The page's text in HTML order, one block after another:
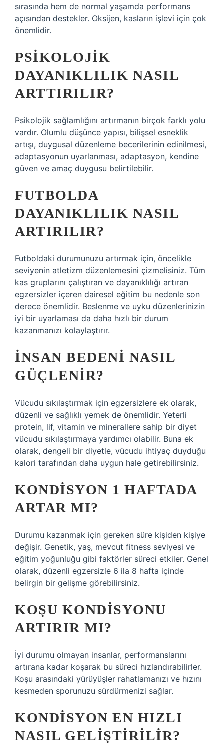
sırasında hem de normal yaşamda performans
açısından destekler. Oksijen, kasların işlevi için çok
önemlidir.
PSIKOLOJIK
DAYANIKLILIK NASIL
ARTTIRILIR?
Psikolojik sağlamlığını artırmanın birçok farklı yolu
vardır. Olumlu düşünce yapısı, bilişsel esneklik
artışı, duygusal düzenleme becerilerinin edinilmesi,
adaptasyonun uyarlanması, adaptasyon, kendine
güven ve amaç duygusu belirtilebilir.
FUTBOLDA
DAYANIKLILIK NASIL
ARTIRILIR?
Futboldaki durumunuzu artırmak için, öncelikle
seviyenin atletizm düzenlemesini çizmelisiniz. Tüm
kas gruplarını çalıştıran ve dayanıklılığı artıran
egzersizler içeren dairesel eğitim bu nedenle son
derece önemlidir. Beslenme ve uyku düzenlerinizin
iyi bir uyarlaması da daha hızlı bir durum
kazanmanızı kolaylaştırır.
İNSAN BEDENI NASIL
GÜÇLENIR?
Vücudu sıkılaştırmak için egzersizlere ek olarak,
düzenli ve sağlıklı yemek de önemlidir. Yeterli
protein, lif, vitamin ve minerallere sahip bir diyet
vücudu sıkılaştırmaya yardımcı olabilir. Buna ek
olarak, dengeli bir diyetle, vücudu ihtiyaç duyduğu
kalori tarafından daha uygun hale getirebilirsiniz.
KONDISYON 1 HAFTADA
ARTAR MI?
Durumu kazanmak için gereken süre kişiden kişiye
değişir. Genetik, yaş, mevcut fitness seviyesi ve
eğitim yoğunluğu gibi faktörler süreci etkiler. Genel
olarak, düzenli egzersizle 6 ila 8 hafta içinde
belirgin bir gelişme görebilirsiniz.
KOŞU KONDISYONU
ARTIRIR MI?
İyi durumu olmayan insanlar, performanslarını
artırana kadar koşarak bu süreci hızlandırabilirler.
Koşu arasındaki yürüyüşler rahatlamanızı ve hızını
kesmeden sporunuzu sürdürmenizi sağlar.
KONDISYON EN HIZLI
NASIL GELIŞTIRILIR?